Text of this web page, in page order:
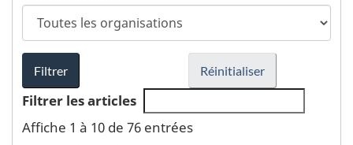
Filtrer Réinitialiser
Filtrer les articles
Affiche 1 à 10 de 76 entrées